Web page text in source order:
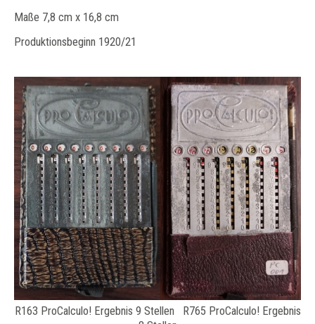
Maße 7,8 cm x 16,8 cm
Produktionsbeginn 1920/21
R163 ProCalculo! Ergebnis 9 Stellen R765 ProCalculo! Ergebnis